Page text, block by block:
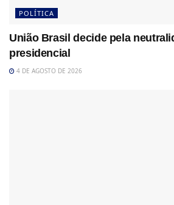
POLÍTICA
União Brasil decide pela
presidencial
4 DE AGOSTO DE 2026